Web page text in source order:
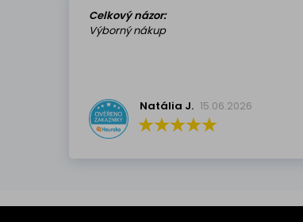
Celkový názor:
Výborný nákup
Natália J. 15.06.2026